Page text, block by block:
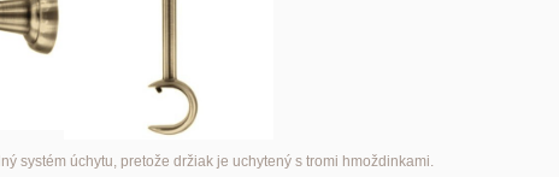
systém úchytu, pretože držiak je uchytený s tromi hmoždinkami.